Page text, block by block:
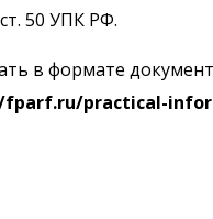
50 УПК РФ.
в формате
practical-